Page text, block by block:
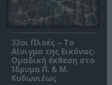
32οι Πλοές – Το
Αίνιγμα της Εικόνας:
Ομαδική έκθεση στο
Ίδρυμα Π. & Μ.
Κυδωνιέως